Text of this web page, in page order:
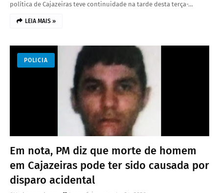
política de Cajazeiras teve continuidade na tarde desta terça-…
LEIA MAIS »
POLICIA
Em nota, PM diz que morte de homem
em Cajazeiras pode ter sido causada por
disparo acidental